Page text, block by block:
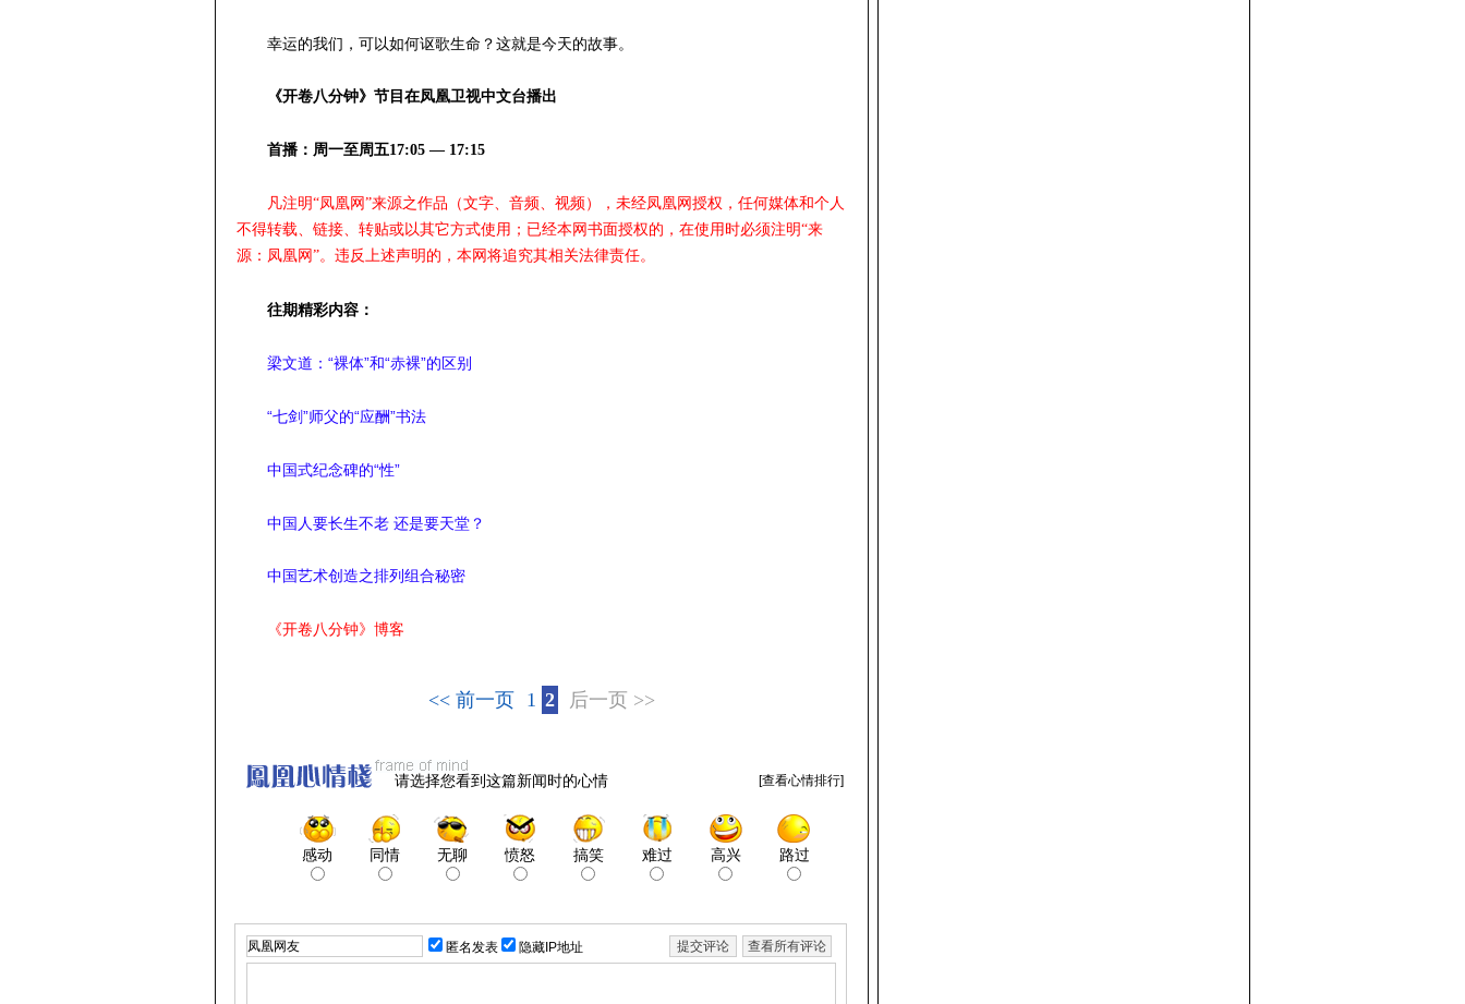
幸运的我们，可以如何讴歌生命？这就是今天的故事。
《开卷八分钟》节目在凤凰卫视中文台播出
首播：周一至周五17:05 — 17:15
凡注明“凤凰网”来源之作品（文字、音频、视频），未经凤凰网授权，任何媒体和个人
不得转载、链接、转贴或以其它方式使用；已经本网书面授权的，在使用时必须注明“来
源：凤凰网”。违反上述声明的，本网将追究其相关法律责任。
往期精彩内容：
梁文道：“裸体”和“赤裸”的区别
“七剑”师父的“应酬”书法
中国式纪念碑的“性”
中国人要长生不老 还是要天堂？
中国艺术创造之排列组合秘密
《开卷八分钟》博客
<< 前一页 1 2 后一页 >>
请选择您看到这篇新闻时的心情 [查看心情排行]
感动 同情 无聊 愤怒 搞笑 难过 高兴 路过
匿名发表 隐藏IP地址